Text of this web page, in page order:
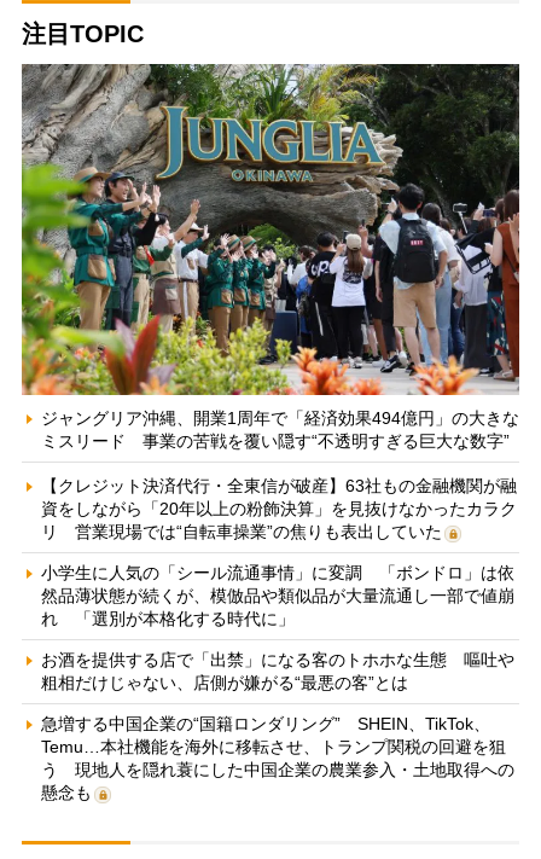
注目TOPIC
ジャングリア沖縄、開業1周年で「経済効果494億円」の大きな
ミスリード 事業の苦戦を覆い隠す“不透明すぎる巨大な数字”
【クレジット決済代行・全東信が破産】63社もの金融機関が融
資をしながら「20年以上の粉飾決算」を見抜けなかったカラク
リ 営業現場では“自転車操業”の焦りも表出していた
小学生に人気の「シール流通事情」に変調 「ボンドロ」は依
然品薄状態が続くが、模倣品や類似品が大量流通し一部で値崩
れ 「選別が本格化する時代に」
お酒を提供する店で「出禁」になる客のトホホな生態 嘔吐や
粗相だけじゃない、店側が嫌がる“最悪の客”とは
急増する中国企業の“国籍ロンダリング” SHEIN、TikTok、
Temu…本社機能を海外に移転させ、トランプ関税の回避を狙
う 現地人を隠れ蓑にした中国企業の農業参入・土地取得への
懸念も